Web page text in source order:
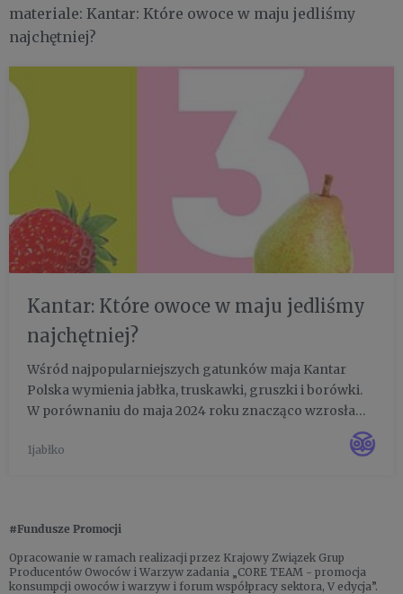
materiale: Kantar: Które owoce w maju jedliśmy
najchętniej?
Kantar: Które owoce w maju jedliśmy
najchętniej?
Wśród najpopularniejszych gatunków maja Kantar
Polska wymienia jabłka, truskawki, gruszki i borówki.
W porównaniu do maja 2024 roku znacząco wzrosła
pierwszy taki - istotny statystycznie - wzrost od 5 lat, od
1jabłko
#Fundusze Promocji
Opracowanie w ramach realizacji przez Krajowy Związek Grup
Producentów Owoców i Warzyw zadania „CORE TEAM - promocja
konsumpcji owoców i warzyw i forum współpracy sektora, V edycja”.